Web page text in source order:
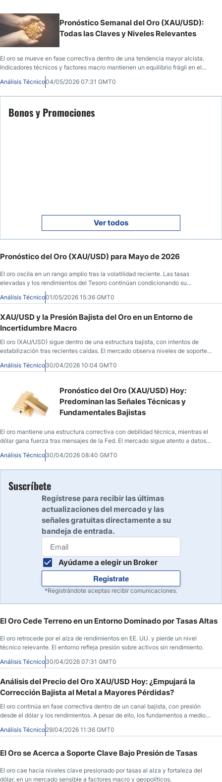
Pronóstico Semanal del Oro (XAU/USD):
Todas las Claves y Niveles Relevantes
El oro se mueve en fase correctiva dentro de una tendencia mayor alcista.
Indicadores técnicos y factores macro mantienen un equilibrio frágil en el
Análisis Técnico04/05/2026 07:31 GMT0
Bonos y Promociones
Ver todos
Pronóstico del Oro (XAU/USD) para Mayo de 2026
El oro oscila en un rango amplio tras la volatilidad reciente. Las tasas
elevadas y los rendimientos del Tesoro continúan condicionando su
comportamiento.
Análisis Técnico01/05/2026 15:36 GMT0
XAU/USD y la Presión Bajista del Oro en un Entorno de
Incertidumbre Macro
El oro (XAU/USD) sigue dentro de una estructura bajista, con intentos de
estabilización tras recientes caídas. El mercado observa niveles de soporte
clave mientras el dólar y las expectativas de política monetaria influyen en el
precio.
Análisis Técnico30/04/2026 10:04 GMT0
Pronóstico del Oro (XAU/USD) Hoy:
Predominan las Señales Técnicas y
Fundamentales Bajistas
El oro mantiene una estructura correctiva con debilidad técnica, mientras el
dólar gana fuerza tras mensajes de la Fed. El mercado sigue atento a datos
macroeconómicos clave en EE. UU. y su impacto en inflación, liquidez y
flujos de refugio.
Análisis Técnico30/04/2026 08:40 GMT0
Suscríbete
Regístrese para recibir las últimas
actualizaciones del mercado y las
señales gratuitas directamente a su
bandeja de entrada.
Ayúdame a elegir un Broker
Regístrate
*Registrándote aceptas recibir comunicaciones.
El Oro Cede Terreno en un Entorno Dominado por Tasas Altas
El oro retrocede por el alza de rendimientos en EE. UU. y pierde un nivel
técnico relevante. El entorno refleja presión sobre activos sin rendimiento.
Análisis Técnico30/04/2026 07:31 GMT0
Análisis del Precio del Oro XAU/USD Hoy: ¿Empujará la
Corrección Bajista al Metal a Mayores Pérdidas?
El oro continúa en fase correctiva dentro de un canal bajista, con presión
desde el dólar y los rendimientos. A pesar de ello, los fundamentos a medio
plazo siguen ofreciendo soporte estructural.
Análisis Técnico29/04/2026 11:36 GMT0
El Oro se Acerca a Soporte Clave Bajo Presión de Tasas
El oro cae hacia niveles clave presionado por tasas al alza y fortaleza del
dólar, en un mercado sensible a factores macro y geopolíticos.